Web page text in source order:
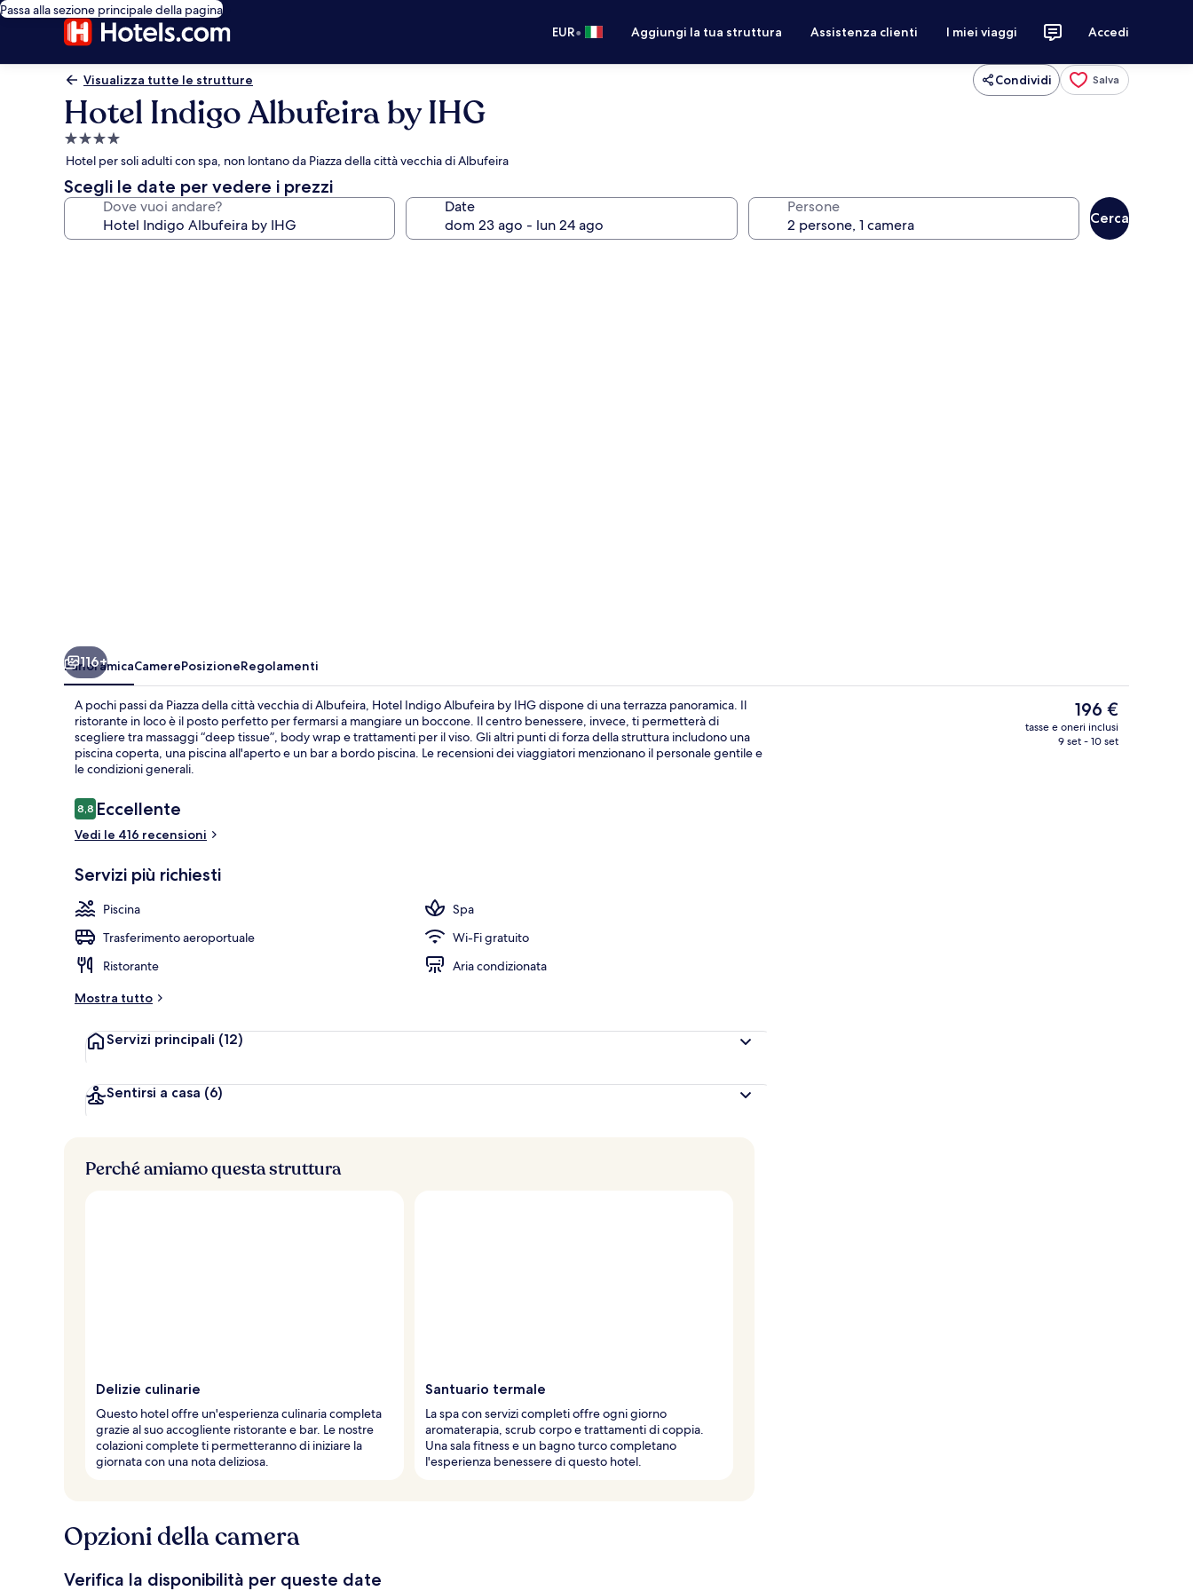
Passa alla sezione principale della pagina
EUR• Aggiungi la tua struttura Assistenza clienti I miei viaggi Accedi
Visualizza tutte le strutture Condividi Salva
Hotel Indigo Albufeira by IHG
Struttura
a
4.0
stelle
Hotel per soli adulti con spa, non lontano da Piazza della città vecchia di Albufeira
Scegli le date per vedere i prezzi
Dove vuoi andare? Date Persone
Cerca
Esterni
116+
PanoramicaCamerePosizioneRegolamenti
A pochi passi da Piazza della città vecchia di Albufeira, Hotel Indigo Albufeira by IHG dispone di una terrazza panoramica. Il
ristorante in loco è il posto perfetto per fermarsi a mangiare un boccone. Il centro benessere, invece, ti permetterà di
scegliere tra massaggi “deep tissue”, body wrap e trattamenti per il viso. Gli altri punti di forza della struttura includono una
piscina coperta, una piscina all'aperto e un bar a bordo piscina. Le recensioni dei viaggiatori menzionano il personale gentile e
le condizioni generali.
Recensioni
8,88,8 su 10
Eccellente
Vedi le 416 recensioni
Servizi più richiesti
Piscina
Spa
Trasferimento aeroportuale
Wi-Fi gratuito
Ristorante
Aria condizionata
Mostra tutto
Servizi principali (12)
Sentirsi a casa (6)
Il
prezzo
attuale
196 €
tasse e oneri inclusi
9 set - 10 set
Perché amiamo questa struttura
Delizie culinarie
Questo hotel offre un'esperienza culinaria completa
grazie al suo accogliente ristorante e bar. Le nostre
colazioni complete ti permetteranno di iniziare la
giornata con una nota deliziosa.
Santuario termale
La spa con servizi completi offre ogni giorno
aromaterapia, scrub corpo e trattamenti di coppia.
Una sala fitness e un bagno turco completano
l'esperienza benessere di questo hotel.
Opzioni della camera
Verifica la disponibilità per queste date